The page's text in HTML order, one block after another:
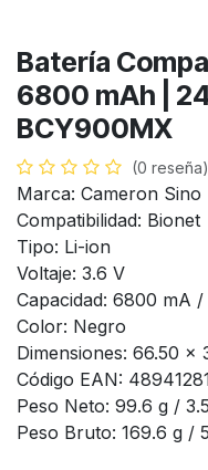
Batería
6800 mAh |
BCY900MX
(0 reseña)
Marca: Cameron Sino
Compatibilidad: Bionet
Tipo: Li-ion
Voltaje: 3.6 V
Capacidad: 6800 mA
Color: Negro
Dimensiones: 66.50 x
Código EAN:
Peso Neto: 99.6 g /
Peso Bruto: 169.6 g /